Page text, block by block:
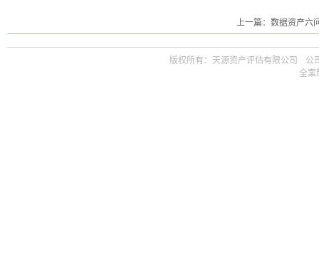
上一篇：数据资产六
版权所有：天源资产评估有限公司ㅤ公
全案